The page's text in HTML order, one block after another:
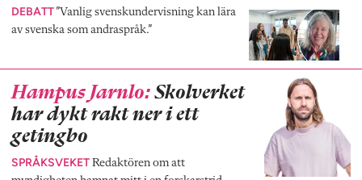
DEBATT”Vanlig svenskundervisning kan lära
av svenska som andraspråk.”
Hampus Jarnlo: Skolverket
har dykt rakt ner i ett
getingbo
SPRÅKSVEKET Redaktören om att